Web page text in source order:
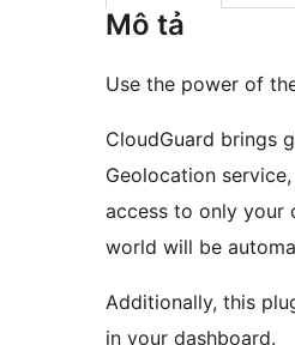
Mô tả
Use the power of
CloudGuard brings
Geolocation
access to only your
world will be
Additionally, this
in your dashboard.